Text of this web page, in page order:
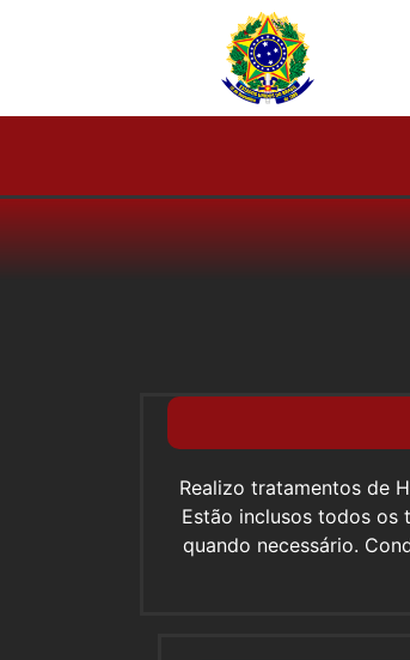
Realizo tratamentos de
Estão inclusos todos os
quando necessário.